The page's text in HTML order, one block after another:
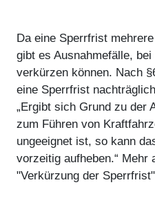
Da eine Sperrfrist
gibt es Ausnahmefälle,
verkürzen können. Nach
eine Sperrfrist
„Ergibt sich Grund zu der
zum Führen von
ungeeignet ist, so kann
vorzeitig aufheben.“ Mehr
"Verkürzung der